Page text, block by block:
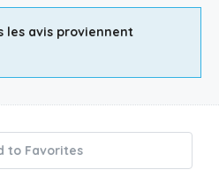
les avis proviennent
to Favorites